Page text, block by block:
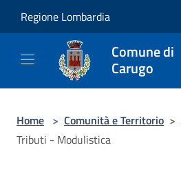
Regione Lombardia
Comune di
Carugo
Home > Comunità e Territorio >
Tributi - Modulistica